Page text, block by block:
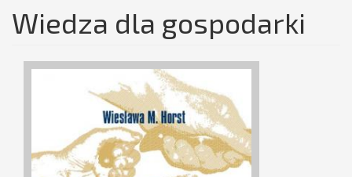
Wiedza dla gospodarki